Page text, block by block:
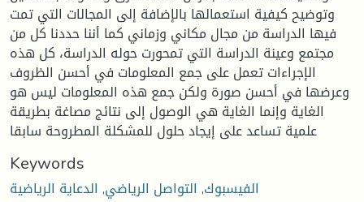
وتوضيح كيفية استعمالها بالإضافة إلى المجالات التي تمت
فيها الدراسة من مجال مكاني وزماني كما أننا حددنا كل من
مجتمع وعينة الدراسة التي تمحورت حوله الدراسة، كل هذه
الإجراءات تعمل على جمع المعلومات في أحسن الظروف
وعرضها في أحسن صورة ولكن جمع هذه المعلومات ليس هو
الغاية وإنما الغاية هي الوصول إلى نتائج مصاغة بطريقة
علمية تساعد على إيجاد حلول للمشكلة المطروحة سابقا
Keywords
الفيسبوك, التواصل الرياضي, الدعاية الرياضية